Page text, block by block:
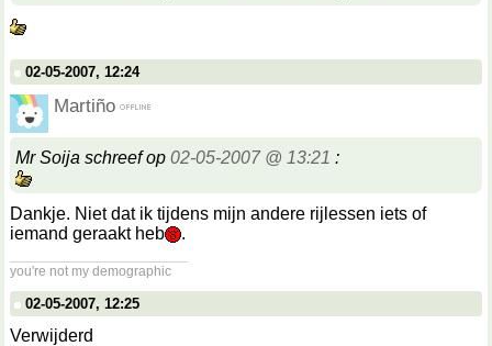
02-05-2007, 12:24
Martiño
Mr Soija schreef op 02-05-2007 @ 13:21 :
Dankje. Niet dat ik tijdens mijn andere rijlessen iets of
iemand geraakt heb
.
you're not my demographic
02-05-2007, 12:25
Verwijderd